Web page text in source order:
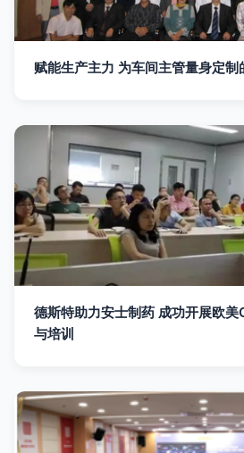
赋能生产主力 为车间主管量身定制
德斯特助力安士制药 成功开展欧
与培训